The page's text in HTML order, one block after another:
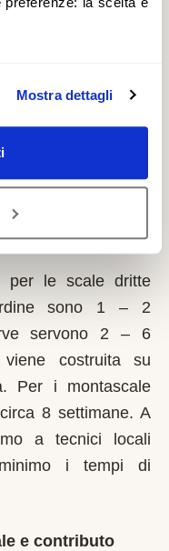
Mostra dettagli
comunali annuali.
dei lavori.
documentate,
un
per le scale dritte
sono 1 – 2
servono 2 – 6
costruita su
Per i montascale
8 settimane. A
a tecnici locali
i tempi di
e contributo